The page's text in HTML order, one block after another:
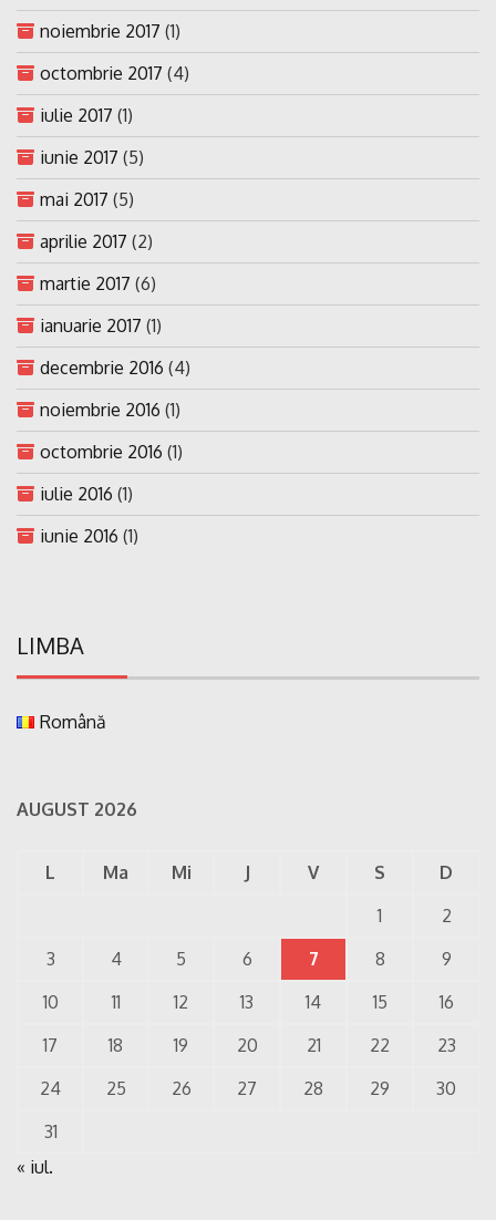
noiembrie 2017 (1)
octombrie 2017 (4)
iulie 2017 (1)
iunie 2017 (5)
mai 2017 (5)
aprilie 2017 (2)
martie 2017 (6)
ianuarie 2017 (1)
decembrie 2016 (4)
noiembrie 2016 (1)
octombrie 2016 (1)
iulie 2016 (1)
iunie 2016 (1)
LIMBA
Română
AUGUST 2026
L Ma Mi J V S
D
1
2
3
4 5 6 7 8
9
10
11 12 13 14 15
16
17
18 19 20 21 22
23
24
25 26 27 28 29
30
31
« iul.